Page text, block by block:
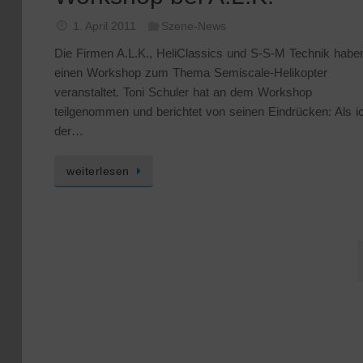
1. April 2011 Szene-News
Die Firmen A.L.K., HeliClassics und S-S-M Technik
einen Workshop zum Thema Semiscale-Helikopter
veranstaltet. Toni Schuler hat an dem Workshop
teilgenommen und berichtet von seinen Eindrücken: Als
der…
weiterlesen